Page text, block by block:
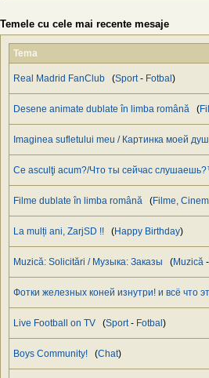
Temele cu cele mai recente mesaje
Tema
Real Madrid FanClub (Sport- Fotbal )
Desene animate dublate în limba română (
Imaginea sufletului meu / Картинка моей
Ce asculţi acum?/Что ты сейчас
Filme dublate în limba română (Filme,
La mulți ani, ZarjSD !! (Happy Birthday)
Muzică: Solicitări / Музыка: Заказы (Muzică -
Фотки железных коней изнутри! и всё что
Live Football on TV (Sport- Fotbal )
Boys Community! (Chat)